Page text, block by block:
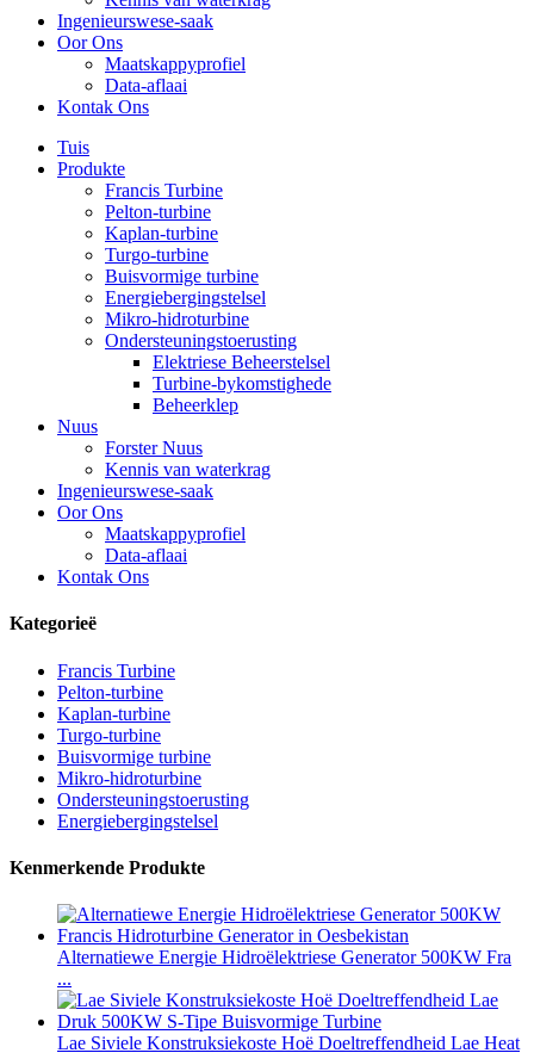
Ingenieurswese-saak
Oor Ons
Maatskappyprofiel
Data-aflaai
Kontak Ons
Tuis
Produkte
Francis Turbine
Pelton-turbine
Kaplan-turbine
Turgo-turbine
Buisvormige turbine
Energiebergingstelsel
Mikro-hidroturbine
Ondersteuningstoerusting
Elektriese Beheerstelsel
Turbine-bykomstighede
Beheerklep
Nuus
Forster Nuus
Kennis van waterkrag
Ingenieurswese-saak
Oor Ons
Maatskappyprofiel
Data-aflaai
Kontak Ons
Kategorieë
Francis Turbine
Pelton-turbine
Kaplan-turbine
Turgo-turbine
Buisvormige turbine
Mikro-hidroturbine
Ondersteuningstoerusting
Energiebergingstelsel
Kenmerkende Produkte
Alternatiewe Energie Hidroëlektriese Generator 500KW Fra
...
Lae Siviele Konstruksiekoste Hoë Doeltreffendheid Lae Heat